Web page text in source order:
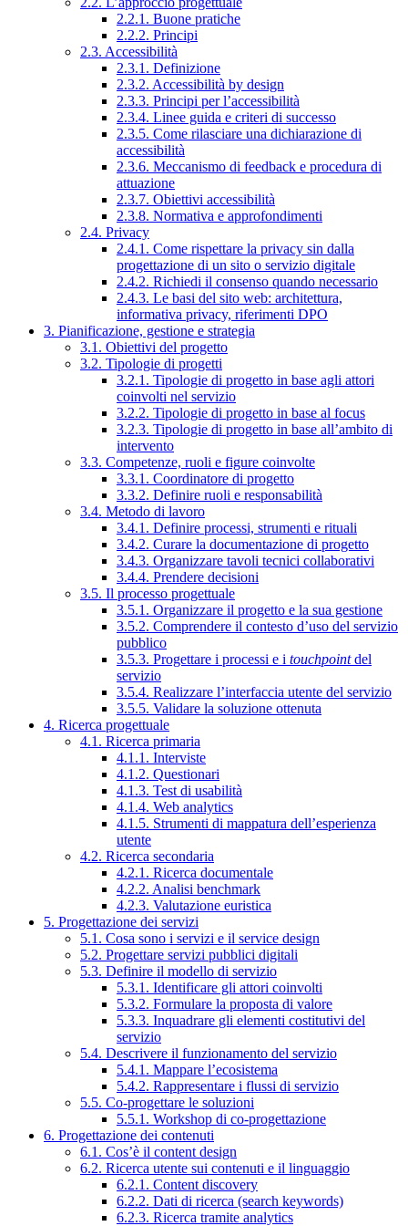
2.2.1. Buone pratiche
2.2.2. Principi
2.3. Accessibilità
2.3.1. Definizione
2.3.2. Accessibilità by design
2.3.3. Principi per l’accessibilità
2.3.4. Linee guida e criteri di successo
2.3.5. Come rilasciare una dichiarazione di
accessibilità
2.3.6. Meccanismo di feedback e procedura di
attuazione
2.3.7. Obiettivi accessibilità
2.3.8. Normativa e approfondimenti
2.4. Privacy
2.4.1. Come rispettare la privacy sin dalla
progettazione di un sito o servizio digitale
2.4.2. Richiedi il consenso quando necessario
2.4.3. Le basi del sito web: architettura,
informativa privacy, riferimenti DPO
3. Pianificazione, gestione e strategia
3.1. Obiettivi del progetto
3.2. Tipologie di progetti
3.2.1. Tipologie di progetto in base agli attori
coinvolti nel servizio
3.2.2. Tipologie di progetto in base al focus
3.2.3. Tipologie di progetto in base all’ambito di
intervento
3.3. Competenze, ruoli e figure coinvolte
3.3.1. Coordinatore di progetto
3.3.2. Definire ruoli e responsabilità
3.4. Metodo di lavoro
3.4.1. Definire processi, strumenti e rituali
3.4.2. Curare la documentazione di progetto
3.4.3. Organizzare tavoli tecnici collaborativi
3.4.4. Prendere decisioni
3.5. Il processo progettuale
3.5.1. Organizzare il progetto e la sua gestione
3.5.2. Comprendere il contesto d’uso del servizio
pubblico
3.5.3. Progettare i processi e i touchpointdel
servizio
3.5.4. Realizzare l’interfaccia utente del servizio
3.5.5. Validare la soluzione ottenuta
4. Ricerca progettuale
4.1. Ricerca primaria
4.1.1. Interviste
4.1.2. Questionari
4.1.3. Test di usabilità
4.1.4. Web analytics
4.1.5. Strumenti di mappatura dell’esperienza
utente
4.2. Ricerca secondaria
4.2.1. Ricerca documentale
4.2.2. Analisi benchmark
4.2.3. Valutazione euristica
5. Progettazione dei servizi
5.1. Cosa sono i servizi e il service design
5.2. Progettare servizi pubblici digitali
5.3. Definire il modello di servizio
5.3.1. Identificare gli attori coinvolti
5.3.2. Formulare la proposta di valore
5.3.3. Inquadrare gli elementi costitutivi del
servizio
5.4. Descrivere il funzionamento del servizio
5.4.1. Mappare l’ecosistema
5.4.2. Rappresentare i flussi di servizio
5.5. Co-progettare le soluzioni
5.5.1. Workshop di co-progettazione
6. Progettazione dei contenuti
6.1. Cos’è il content design
6.2. Ricerca utente sui contenuti e il linguaggio
6.2.1. Content discovery
6.2.2. Dati di ricerca (search keywords)
6.2.3. Ricerca tramite analytics